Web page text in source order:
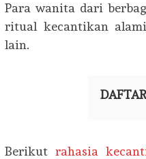
Para wanita dari
ritual kecantikan
lain.
Berikutrahasia